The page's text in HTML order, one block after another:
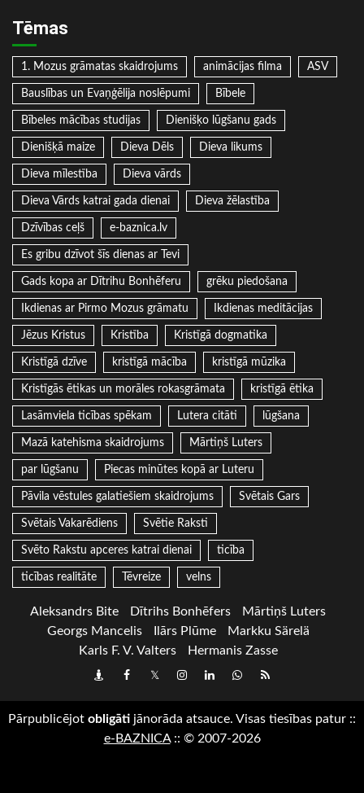
Tēmas
1. Mozus grāmatas skaidrojums animācijas filma ASV
Bauslības un Evaņģēlija noslēpumi Bībele
Bībeles mācības studijas Dienišķo lūgšanu gads
Dienišķā maize Dieva Dēls Dieva likums
Dieva mīlestība Dieva vārds
Dieva Vārds katrai gada dienai Dieva žēlastība
Dzīvības ceļš e-baznica.lv
Es gribu dzīvot šīs dienas ar Tevi
Gads kopa ar Dītrihu Bonhēferu grēku piedošana
Ikdienas ar Pirmo Mozus grāmatu Ikdienas meditācijas
Jēzus Kristus Kristība Kristīgā dogmatika
Kristīgā dzīve kristīgā mācība kristīgā mūzika
Kristīgās ētikas un morāles rokasgrāmata kristīgā ētika
Lasāmviela ticības spēkam Lutera citāti lūgšana
Mazā katehisma skaidrojums Mārtiņš Luters
par lūgšanu Piecas minūtes kopā ar Luteru
Pāvila vēstules galatiešiem skaidrojums Svētais Gars
Svētais Vakarēdiens Svētie Raksti
Svēto Rakstu apceres katrai dienai ticība
ticības realitāte Tēvreize velns
Aleksandrs Bite Dītrihs Bonhēfers
Mārtiņš Luters
Georgs Mancelis
Ilārs Plūme
Markku Särelä
Karls F. V. Valters
Hermanis Zasse
DraugiemFacebook
TwitterInstagram
LinkedInwhatsapp
RSS
Pārpublicējot obligāti jānorāda atsauce. Visas tiesības patur ::
e-BAZNICA:: © 2007-2026